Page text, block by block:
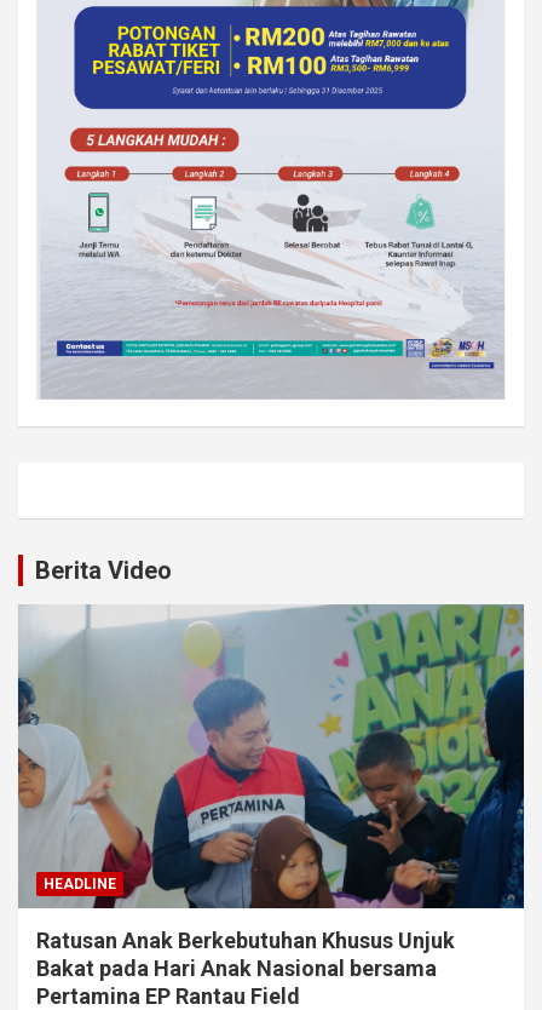
Berita Video
HEADLINE
Ratusan Anak Berkebutuhan Khusus Unjuk
Bakat pada Hari Anak Nasional bersama
Pertamina EP Rantau Field